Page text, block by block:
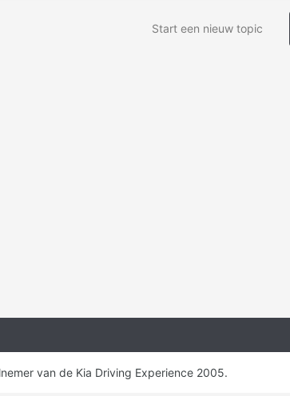
Start een nieuw topic
van de Kia Driving Experience 2005.